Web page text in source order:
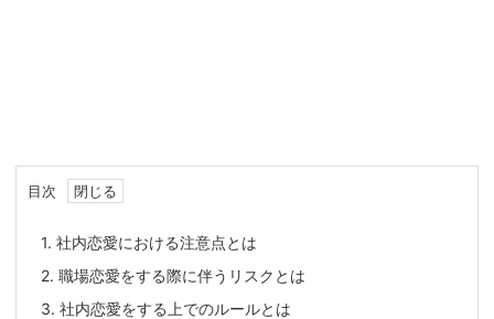
目次
1. 社内恋愛における注意点とは
2. 職場恋愛をする際に伴うリスクとは
3. 社内恋愛をする上でのルールとは